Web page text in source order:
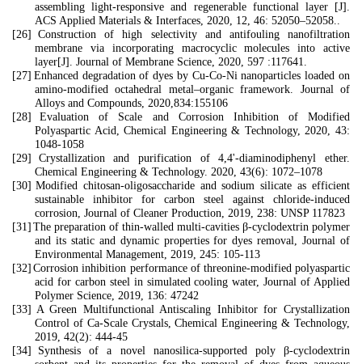
assembling light-responsive and regenerable functional layer [J].
ACS Applied Materials & Interfaces, 2020, 12, 46: 52050–52058..
[26]
Construction of high selectivity and antifouling nanofiltration
membrane via incorporating macrocyclic molecules into active
layer[J]. Journal of Membrane Science, 2020, 597 :117641.
[27] Enhanced degradation of dyes by Cu-Co-Ni nanoparticles loaded on
amino-modified octahedral metal–organic framework. Journal of
Alloys and Compounds, 2020,834:155106
[28]
Evaluation of Scale and Corrosion Inhibition of Modified
Polyaspartic Acid, Chemical Engineering & Technology, 2020, 43:
1048-1058
[29]
Crystallization and purification of 4,4'-diaminodiphenyl ether.
Chemical Engineering & Technology. 2020, 43(6): 1072–1078
[30] Modified chitosan-oligosaccharide and sodium silicate as efficient
sustainable inhibitor for carbon steel against chloride-induced
corrosion, Journal of Cleaner Production, 2019, 238: UNSP 117823
[31] The preparation of thin-walled multi-cavities β-cyclodextrin polymer
and its static and dynamic properties for dyes removal, Journal of
Environmental Management, 2019, 245: 105-113
[32] Corrosion inhibition performance of threonine-modified polyaspartic
acid for carbon steel in simulated cooling water, Journal of Applied
Polymer Science, 2019, 136: 47242
[33] A Green Multifunctional Antiscaling Inhibitor for Crystallization
Control of Ca-Scale Crystals, Chemical Engineering & Technology,
2019, 42(2): 444-45
[34]
Synthesis of a novel nanosilica-supported poly β-cyclodextrin